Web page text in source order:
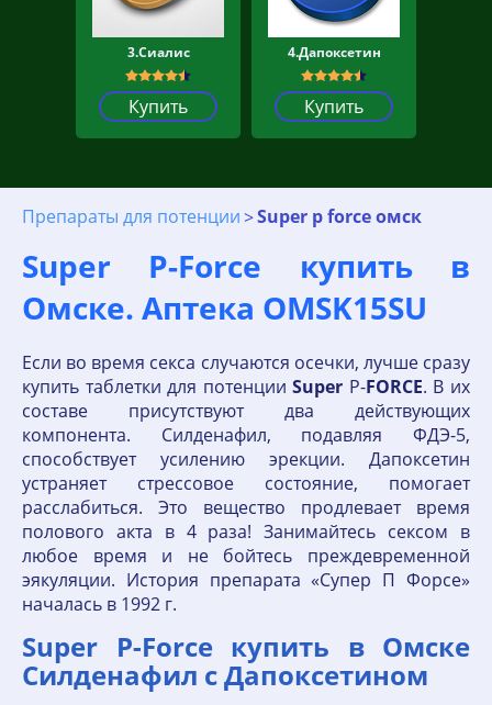
3.Сиалис
Купить
4.Дапоксетин
Купить
Препараты для потенции Super p force омск
Super P-Force купить в
Омске. Аптека OMSK15SU
Если во время секса случаются осечки, лучше сразу
купить таблетки для потенцииSuper P-FORCE. В их
составе присутствуют два действующих
компонента. Силденафил, подавляя ФДЭ-5,
способствует усилению эрекции. Дапоксетин
устраняет стрессовое состояние, помогает
расслабиться. Это вещество продлевает время
полового акта в 4 раза! Занимайтесь сексом в
любое время и не бойтесь преждевременной
эякуляции. История препарата «Супер П Форсе»
началась в 1992 г.
Super P-Force купить в Омске
Силденафил с Дапоксетином